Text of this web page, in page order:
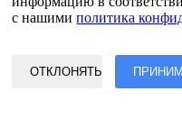
с нашимиполитика
ОТКЛОНЯТЬ
Политика
©2017 - 2026 Авторские